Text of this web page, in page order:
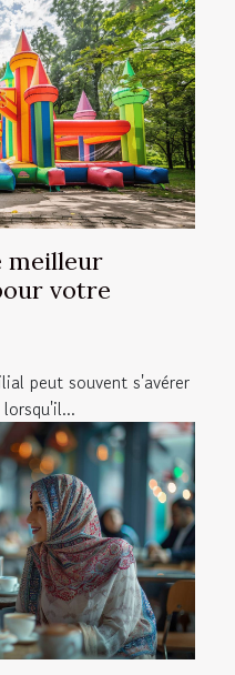
meilleur
votre
peut souvent s'avérer